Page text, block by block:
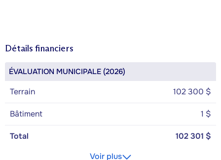
Détails financiers
ÉVALUATION MUNICIPALE (2026)
Terrain 102 300 $
Bâtiment 1 $
Total
102 301 $
Voir plus